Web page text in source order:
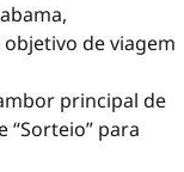
de viagem
principal de
para